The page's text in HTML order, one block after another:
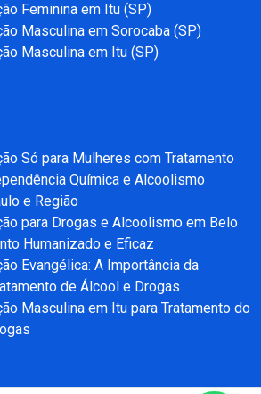
Feminina em Itu (SP)
Masculina em Sorocaba (SP)
Masculina em Itu (SP)
Só para Mulheres com Tratamento
Química e Alcoolismo
e Região
para Drogas e Alcoolismo em Belo
Humanizado e Eficaz
Evangélica: A Importância da
de Álcool e Drogas
Masculina em Itu para Tratamento do